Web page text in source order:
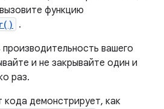
функцию
.
вашего
и не закрывайте один и
раз.
демонстрирует, как